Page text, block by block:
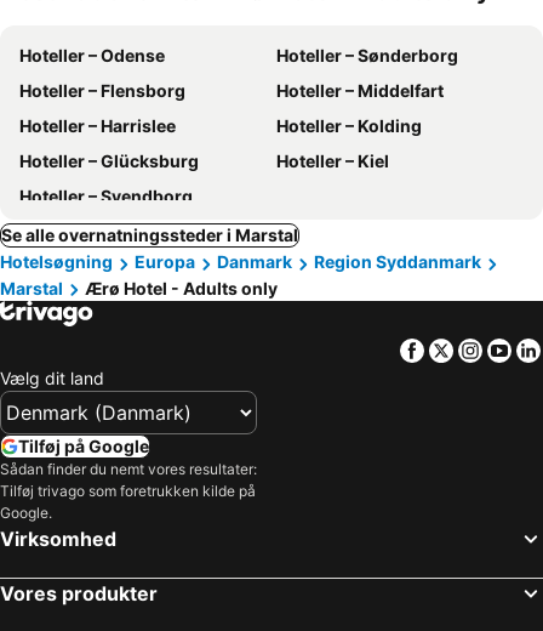
Hoteller – Odense
Hoteller – Sønderborg
Hoteller – Flensborg
Hoteller – Middelfart
Hoteller – Harrislee
Hoteller – Kolding
Hoteller – Glücksburg
Hoteller – Kiel
Hoteller – Svendborg
Se alle overnatningssteder i Marstal
Hotelsøgning
Europa Danmark
Region Syddanmark
Marstal
Ærø Hotel - Adults only
Facebook
Twitter
Vælg dit land
Tilføj på Google
Sådan finder du nemt vores resultater:
Tilføj trivago som foretrukken kilde på
Google.
Virksomhed
Vores produkter